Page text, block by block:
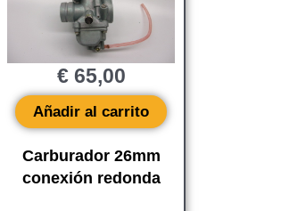
Carburador 26mm
conexión redonda
€65,00
Añadir al carrito